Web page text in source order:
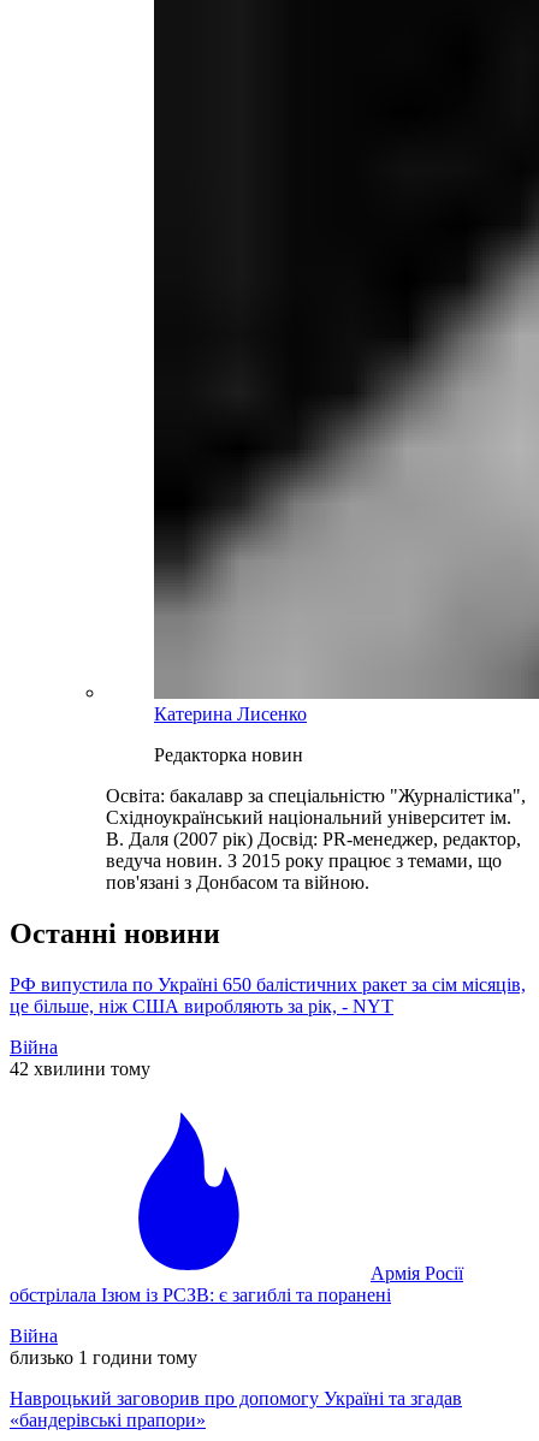
Катерина Лисенко
Редакторка новин
Освіта: бакалавр за спеціальністю "Журналістика",
Східноукраїнський національний університет ім.
В. Даля (2007 рік) Досвід: PR-менеджер, редактор,
ведуча новин. З 2015 року працює з темами, що
пов'язані з Донбасом та війною.
Останні новини
РФ випустила по Україні 650 балістичних ракет за сім місяців,
це більше, ніж США виробляють за рік, - NYT
Війна
42 хвилини тому
Армія Росії
обстрілала Ізюм із РСЗВ: є загиблі та поранені
Війна
близько 1 години тому
Навроцький заговорив про допомогу Україні та згадав
«бандерівські прапори»